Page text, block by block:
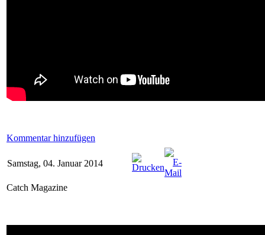
Kommentar hinzufügen
Samstag, 04. Januar 2014
Catch Magazine